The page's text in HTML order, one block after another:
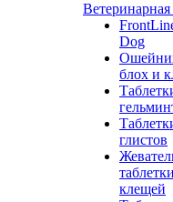
Ветеринарная
Dog
блох и
глистов
клещей